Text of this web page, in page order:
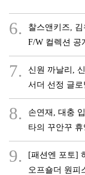
6.
찰스앤키즈,
F/W 컬렉션 공
7.
신원 까날리,
서더 선정 글
8.
손연재, 대충
타의 꾸안꾸 휴
9.
[패션엔 포토]
오프숄더 원피